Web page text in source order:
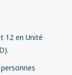
12 en Unité